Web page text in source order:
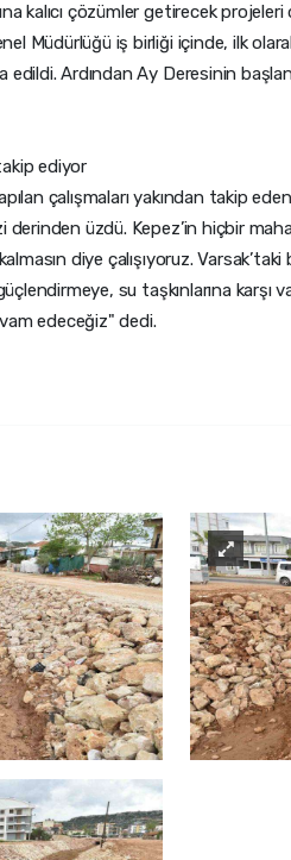
kalıcı çözümler getirecek
Müdürlüğü iş birliği içinde, ilk
edildi. Ardından Ay Deresinin
ediyor
çalışmaları yakından takip
derinden üzdü. Kepez’in hiçbir
diye çalışıyoruz. Varsak’taki
su taşkınlarına karşı
edeceğiz" dedi.